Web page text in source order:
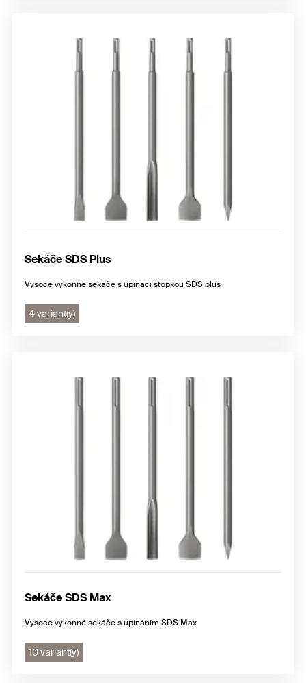
Sekáče SDS Plus
Vysoce výkonné sekáče s upínací stopkou SDS plus
4 variant(y)
Sekáče SDS Max
Vysoce výkonné sekáče s upínáním SDS Max
10 variant(y)